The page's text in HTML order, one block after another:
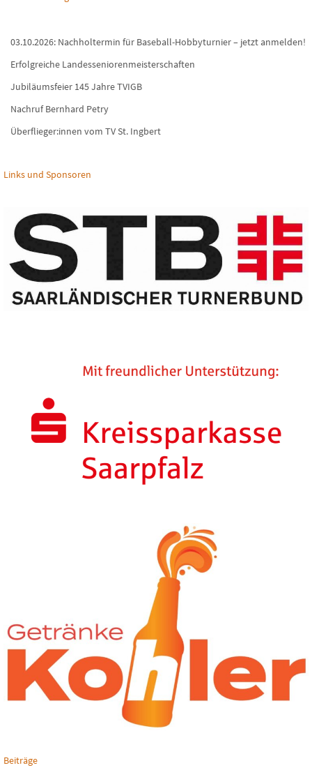
03.10.2026: Nachholtermin für Baseball-Hobbyturnier – jetzt anmelden!
Erfolgreiche Landesseniorenmeisterschaften
Jubiläumsfeier 145 Jahre TVIGB
Nachruf Bernhard Petry
Überflieger:innen vom TV St. Ingbert
Links und Sponsoren
Beiträge